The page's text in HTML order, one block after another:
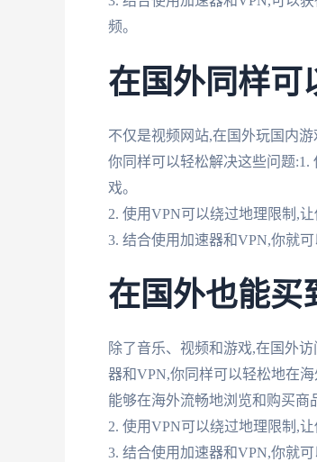
频。
在国外同样可
不仅是视频网站,在国外玩国内
你同样可以轻松解决这些问题
戏。
2. 使用VPN可以绕过地理限制,
3. 结合使用加速器和VPN,你就
在国外也能买
除了音乐、视频和游戏,在国外
器和VPN,你同样可以轻松地在
能够在海外流畅地浏览和购买商
2. 使用VPN可以绕过地理限制,
3. 结合使用加速器和VPN,你就